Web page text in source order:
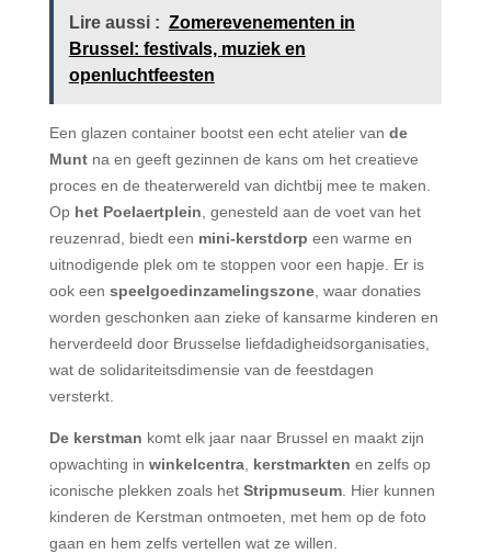
Lire aussi : Zomerevenementen in
Brussel: festivals, muziek en
openluchtfeesten
Een glazen container bootst een echt atelier van de
Muntna en geeft gezinnen de kans om het creatieve
proces en de theaterwereld van dichtbij mee te maken.
Op het Poelaertplein , genesteld aan de voet van het
reuzenrad, biedt een mini-kerstdorp een warme en
uitnodigende plek om te stoppen voor een hapje. Er is
ook een speelgoedinzamelingszone, waar donaties
worden geschonken aan zieke of kansarme kinderen en
herverdeeld door Brusselse liefdadigheidsorganisaties,
wat de solidariteitsdimensie van de feestdagen
versterkt.
De kerstman komt elk jaar naar Brussel en maakt zijn
opwachting in winkelcentra, kerstmarkten en zelfs op
iconische plekken zoals het Stripmuseum. Hier kunnen
kinderen de Kerstman ontmoeten, met hem op de foto
gaan en hem zelfs vertellen wat ze willen.